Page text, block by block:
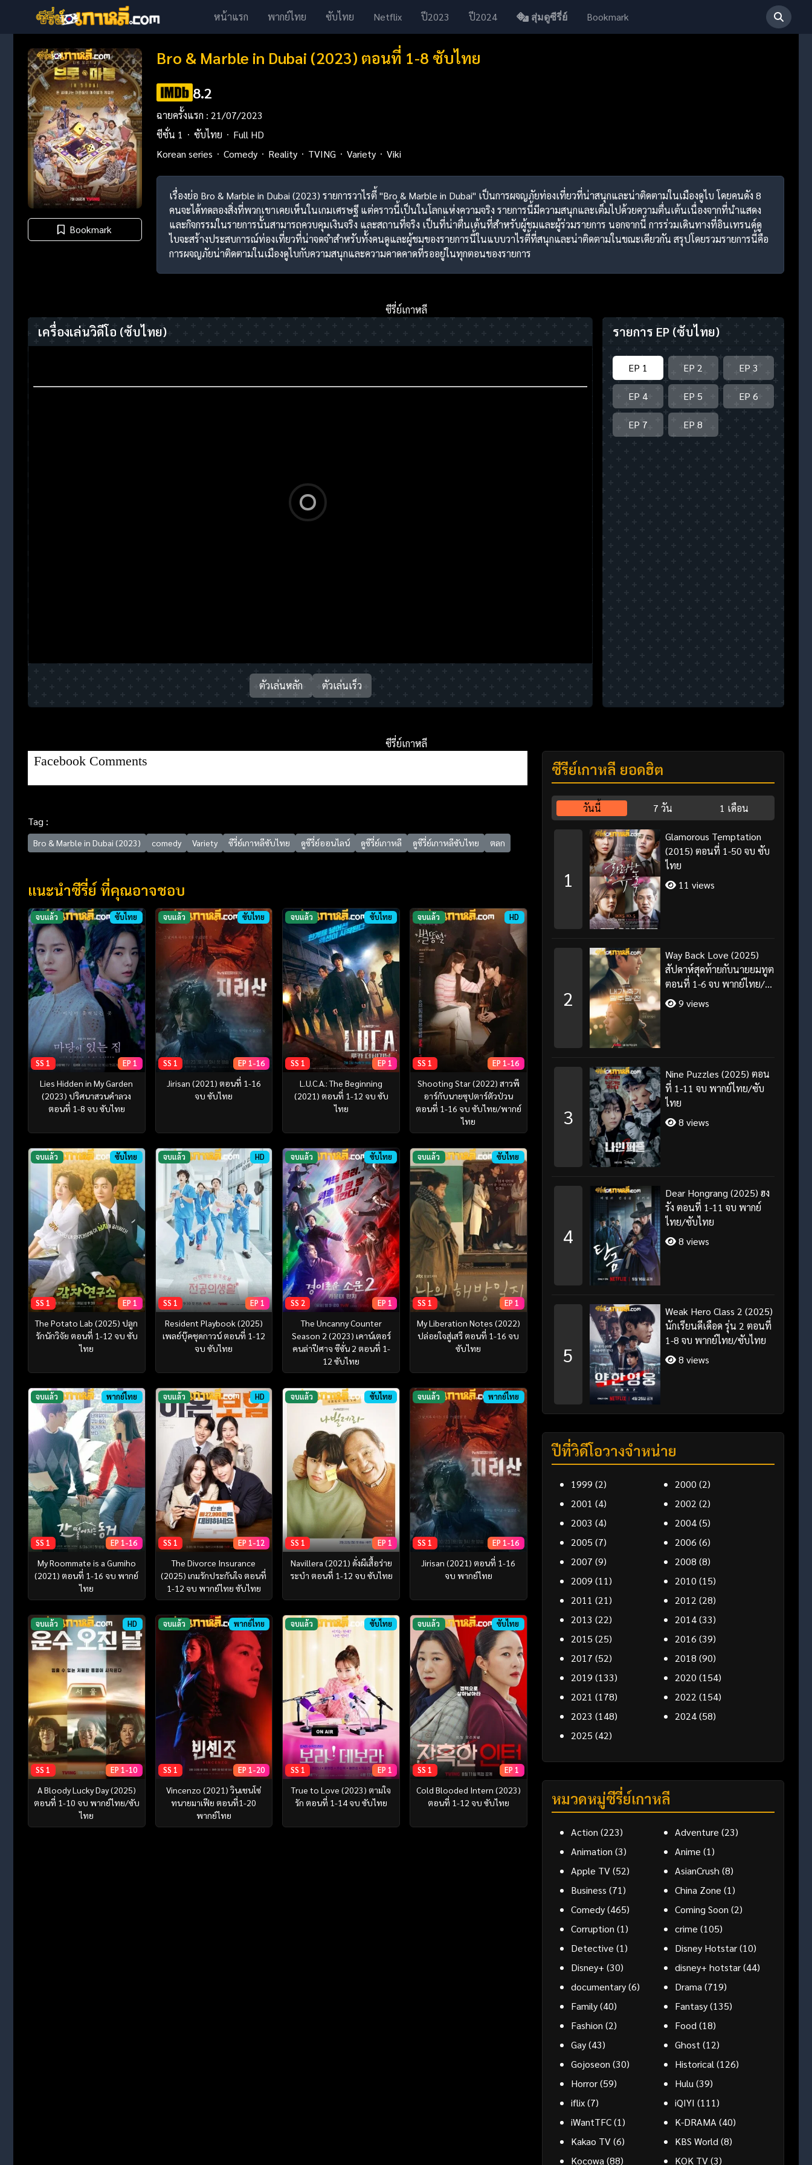
หน้าแรก พากย์ไทย ซับไทย Netflix ปี2023 ปี2024 สุ่มดูซีรี่ย์ Bookmark
Bookmark
Bro & Marble in Dubai (2023) ตอนที่ 1-8 ซับไทย
8.2
ฉายครั้งแรก : 21/07/2023
ซีซั่น 1
ซับไทย
Full HD
Korean series
Comedy Reality TVING Variety Viki
เรื่องย่อ Bro & Marble in Dubai (2023) รายการวาไรตี้ "Bro & Marble in Dubai" เป็นการผจญภัยท่องเที่ยวที่น่าสนุกและน่าติดตามในเมืองดูไบ โดยคนดัง 8
คนจะได้ทดลองสิ่งที่พวกเขาเคยเห็นในเกมเศรษฐี แต่คราวนี้เป็นในโลกแห่งความจริง รายการนี้มีความสนุกและเต็มไปด้วยความตื่นเต้นเนื่องจากที่นำแสดง
และกิจกรรมในรายการนั้นสามารถควบคุมเงินจริง และสถานที่จริง เป็นที่น่าตื่นเต้นที่สำหรับผู้ชมและผู้ร่วมรายการ นอกจากนี้ การร่วมเดินทางที่อินเทรนด์ดู
ไบจะสร้างประสบการณ์ท่องเที่ยวที่น่าจดจำสำหรับทั้งคนดูและผู้ชมของรายการนี้ในแบบวาไรตี้ที่สนุกและน่าติดตามในขณะเดียวกัน สรุปโดยรวมรายการนี้คือ
การผจญภัยน่าติดตามในเมืองดูไบกับความสนุกและความคาดคาดที่รออยู่ในทุกตอนของรายการ
ซีรี่ย์เกาหลี
เครื่องเล่นวิดีโอ (ซับไทย)
ตัวเล่นหลัก ตัวเล่นเร็ว
รายการ EP (ซับไทย)
EP 1 EP 2 EP 3
EP 4 EP 5 EP 6
EP 7 EP 8
ซีรี่ย์เกาหลี
Facebook Comments
Tag :
Bro & Marble in Dubai (2023) comedy Variety ซีรี่ย์เกาหลีซับไทย ดูซีรี่ย์ออนไลน์ ดูซีรี่ย์เกาหลี ดูซีรี่ย์เกาหลีซับไทย ตลก
แนะนำซีรี่ย์ ที่คุณอาจชอบ
จบแล้ว ซับไทย
SS 1 EP 1
Lies Hidden in My Garden
(2023) ปริศนาสวนคำลวง
ตอนที่ 1-8 จบ ซับไทย
จบแล้ว ซับไทย
SS 1 EP 1-16
Jirisan (2021) ตอนที่ 1-16
จบ ซับไทย
จบแล้ว ซับไทย
SS 1 EP 1
L.U.C.A.: The Beginning
(2021) ตอนที่ 1-12 จบ ซับ
ไทย
จบแล้ว HD
SS 1 EP 1-16
Shooting Star (2022) สาวพี
อาร์กับนายซุปตาร์ตัวป่วน
ตอนที่ 1-16 จบ ซับไทย/พากย์
ไทย
จบแล้ว ซับไทย
SS 1 EP 1
The Potato Lab (2025) ปลูก
รักนักวิจัย ตอนที่ 1-12 จบ ซับ
ไทย
จบแล้ว HD
SS 1 EP 1
Resident Playbook (2025)
เพลย์บุ๊คชุดกาวน์ ตอนที่ 1-12
จบ ซับไทย
จบแล้ว ซับไทย
SS 2 EP 1
The Uncanny Counter
Season 2 (2023) เคาน์เตอร์
คนล่าปีศาจ ซีซั่น 2 ตอนที่ 1-
12 ซับไทย
จบแล้ว ซับไทย
SS 1 EP 1
My Liberation Notes (2022)
ปล่อยใจสู่เสรี ตอนที่ 1-16 จบ
ซับไทย
จบแล้ว พากย์ไทย
SS 1 EP 1-16
My Roommate is a Gumiho
(2021) ตอนที่ 1-16 จบ พากย์
ไทย
จบแล้ว HD
SS 1 EP 1-12
The Divorce Insurance
(2025) เกมรักประกันใจ ตอนที่
1-12 จบ พากย์ไทย ซับไทย
จบแล้ว ซับไทย
SS 1 EP 1
Navillera (2021) ดั่งผีเสื้อร่าย
ระบำ ตอนที่ 1-12 จบ ซับไทย
จบแล้ว พากย์ไทย
SS 1 EP 1-16
Jirisan (2021) ตอนที่ 1-16
จบ พากย์ไทย
จบแล้ว HD
SS 1 EP 1-10
A Bloody Lucky Day (2025)
ตอนที่ 1-10 จบ พากย์ไทย/ซับ
ไทย
จบแล้ว พากย์ไทย
SS 1 EP 1-20
Vincenzo (2021) วินเชนโซ่
ทนายมาเฟีย ตอนที่1-20
พากย์ไทย
จบแล้ว ซับไทย
SS 1 EP 1
True to Love (2023) ตามใจ
รัก ตอนที่ 1-14 จบ ซับไทย
จบแล้ว ซับไทย
SS 1 EP 1
Cold Blooded Intern (2023)
ตอนที่ 1-12 จบ ซับไทย
ซีรี่ย์เกาหลี ยอดฮิต
วันนี้ 7 วัน 1 เดือน
1
Glamorous Temptation
(2015) ตอนที่ 1-50 จบ ซับ
ไทย
11 views
2
Way Back Love (2025)
สัปดาห์สุดท้ายกับนายยมทูต
ตอนที่ 1-6 จบ พากย์ไทย/
ซับไทย9 views
3
Nine Puzzles (2025) ตอน
ที่ 1-11 จบ พากย์ไทย/ซับ
ไทย
8 views
4
Dear Hongrang (2025) ฮง
รัง ตอนที่ 1-11 จบ พากย์
ไทย/ซับไทย
8 views
5
Weak Hero Class 2 (2025)
นักเรียนดีเดือด รุ่น 2 ตอนที่
1-8 จบ พากย์ไทย/ซับไทย
8 views
ปีที่วิดีโอวางจำหน่าย
1999 (2) 2000 (2)
2001 (4) 2002 (2)
2003 (4) 2004(5)
2005 (7) 2006 (6)
2007 (9) 2008 (8)
2009 (11) 2010 (15)
2011 (21) 2012 (28)
2013 (22) 2014(33)
2015 (25) 2016 (39)
2017 (52) 2018 (90)
2019 (133) 2020 (154)
2021 (178) 2022 (154)
2023 (148) 2024(58)
2025 (42)
หมวดหมู่ซีรี่ย์เกาหลี
Action (223) Adventure (23)
Animation (3) Anime (1)
Apple TV(52) AsianCrush (8)
Business (71) China Zone (1)
Comedy(465) Coming Soon (2)
Corruption (1) crime (105)
Detective (1) Disney Hotstar(10)
Disney+ (30) disney+ hotstar(44)
documentary(6) Drama (719)
Family(40) Fantasy(135)
Fashion (2) Food (18)
Gay(43) Ghost (12)
Gojoseon (30) Historical (126)
Horror(59) Hulu (39)
iflix(7) iQIYI (111)
iWantTFC(1) K-DRAMA (40)
Kakao TV(6) KBS World (8)
Kocowa (88) KOK TV(3)